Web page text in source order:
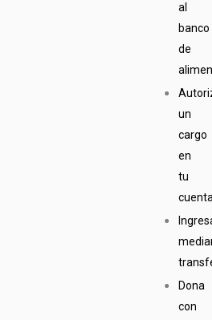
al
banco
de
un
cargo
en
tu
Dona
con